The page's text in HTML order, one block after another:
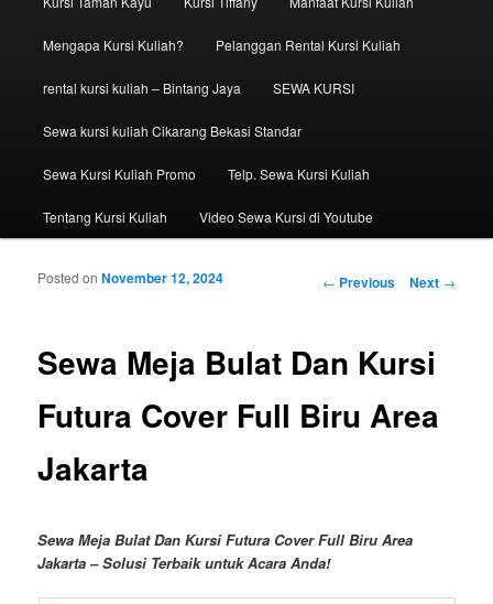
Mengapa Kursi Kuliah? Pelanggan Rental Kursi Kuliah
rental kursi kuliah – Bintang Jaya SEWA KURSI
Sewa kursi kuliah Cikarang Bekasi Standar
Sewa Kursi Kuliah Promo Telp. Sewa Kursi Kuliah
Tentang Kursi Kuliah Video Sewa Kursi di Youtube
Post navigation
← Previous Next →
Sewa Meja Bulat Dan Kursi
Futura Cover Full Biru Area
Jakarta
Posted onNovember 12, 2024
Sewa Meja Bulat Dan Kursi Futura Cover Full Biru Area
Jakarta – Solusi Terbaik untuk Acara Anda!